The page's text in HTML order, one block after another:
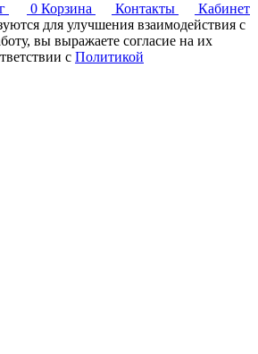
0 Корзина Контакты
Кабинет
для улучшения взаимодействия с
вы выражаете согласие на их
с Политикой